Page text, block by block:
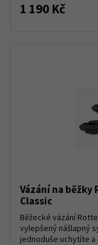
1 190 Kč
Vázání na
Classic
Běžecké vázání
vylepšený nášlapný
jednoduše uchytíte a